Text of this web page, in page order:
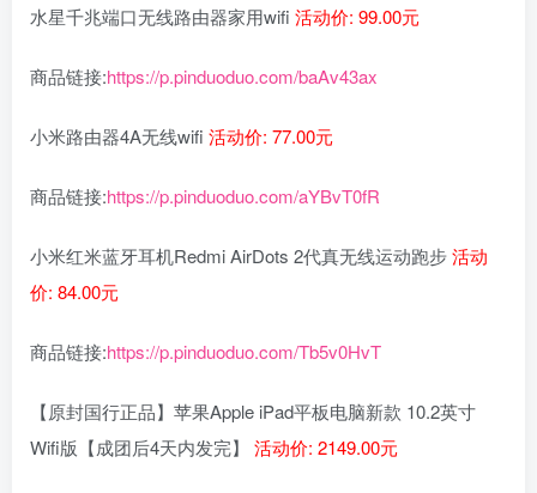
水星千兆端口无线路由器家用wifi 活动价: 99.00元
商品链接:https://p.pinduoduo.com/baAv43ax
小米路由器4A无线wifi 活动价: 77.00元
商品链接:https://p.pinduoduo.com/aYBvT0fR
小米红米蓝牙耳机Redmi AirDots 2代真无线运动跑步活动
价: 84.00元
商品链接:https://p.pinduoduo.com/Tb5v0HvT
【原封国行正品】苹果Apple iPad平板电脑新款 10.2英寸
Wifi版【成团后4天内发完】 活动价: 2149.00元